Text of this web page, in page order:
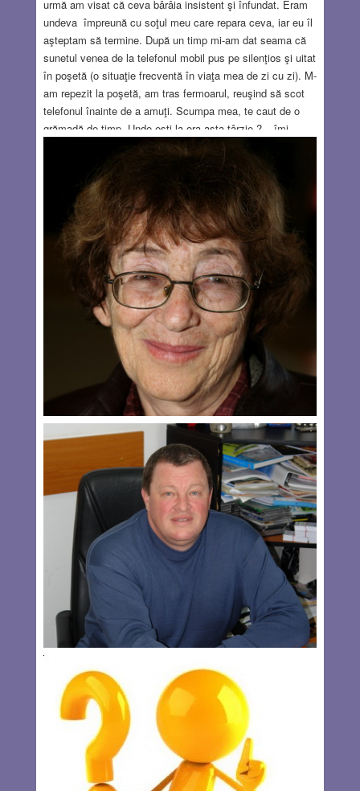
urmă am visat că ceva bârâia insistent şi înfundat. Eram
undeva împreună cu soţul meu care repara ceva, iar eu îl
aşteptam să termine. După un timp mi-am dat seama că
sunetul venea de la telefonul mobil pus pe silenţios şi uitat
în poşetă (o situaţie frecventă în viaţa mea de zi cu zi). M-
am repezit la poşetă, am tras fermoarul, reuşind să scot
telefonul înainte de a amuţi. Scumpa mea, te caut de o
grămadă de timp. Unde eşti la ora asta târzie ? – îmi
spuse Mama pe un ton îngrijorat. De ani şi ani de zile,
oriunde aş fi fost, la ora 9.00 fix îi telefonam Mamei,
pentru a afla cum a dormit şi ce program avea în ziua
respectivă, pentru a-i împărtăşi noutăţile din răstimpul
scurt dintre seara de ajun şi dimineaţa zilei
curente.
Read more…
NOV 26, 2014 9 COMMENTS
Eva Galambos: BUMERANGUL
CARE L-A DOBORÂT PE VICTOR
PONTA
Eva Galambos
Iniţial am vrut să întitulez aceste consideraţii altfel, dar mi-
am zis că nu e frumos. În text însă am să-l includ… Am
vrut să pun titlul “Prostia se plăteşte”. Prostia lui Ponta a
fost bumerangul care s-a întors împotriva lui.
more…
NOV 17, 2014 0 COMMENTS
George Roth* : ROMANIA 2.0
Andrea Ghiţă
Locuind în zona San Francisco am fost implicat in